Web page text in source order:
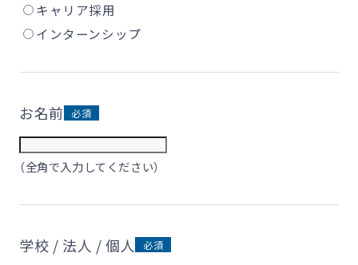
キャリア採用
インターンシップ
お名前
（全角で入力してください）
学校 / 法人 / 個人